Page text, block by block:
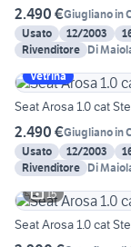
2.490 €Giugliano in
Usato
12/2003
Rivenditore Di
Vetrina
Seat Arosa 1.0 cat
2.490 €Giugliano in
Usato
12/2003
Rivenditore Di
15
Seat Arosa 1.0 cat